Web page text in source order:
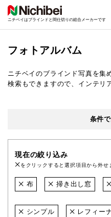
ニチベイはブラインドと間仕切りの総合メーカーです
フォトアルバム
ニチベイのブラインド写真を集
検索もできますので、インテリ
条件
現在の絞り込み
をクリックすると選択項目から外せ
布 掃き出し窓
シンプル レフィー